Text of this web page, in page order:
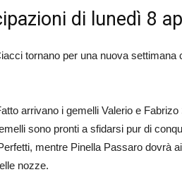
di lunedì 8
tornano per una nuova settimana
arrivano i gemelli Valerio e
sono pronti a sfidarsi pur di
mentre Pinella Passaro dovrà
nozze.